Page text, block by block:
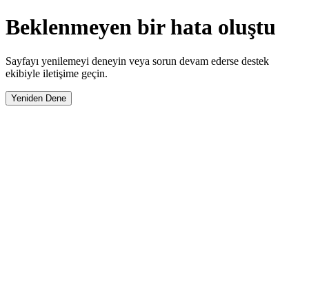
Beklenmeyen bir hata oluştu
Sayfayı yenilemeyi deneyin veya sorun devam ederse destek
ekibiyle iletişime geçin.
Yeniden Dene